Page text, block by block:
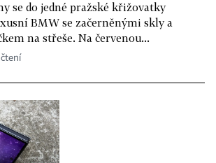
se do jedné pražské křižovatky
BMW se začerněnými skly a
na střeše. Na červenou...